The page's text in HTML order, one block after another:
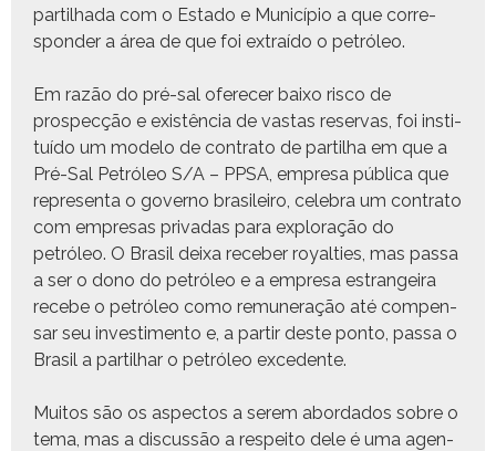
par­til­ha­da com o Esta­do e Municí­pio a que cor­re­
spon­der a área de que foi extraí­do o petróleo.
Em razão do pré-sal ofer­e­cer baixo risco de
prospecção e existên­cia de vas­tas reser­vas, foi insti­
tuí­do um mod­e­lo de con­tra­to de par­til­ha em que a
Pré-Sal Petróleo S/A – PPSA, empre­sa públi­ca que
rep­re­sen­ta o gov­er­no brasileiro, cel­e­bra um con­tra­to
com empre­sas pri­vadas para explo­ração do
petróleo. O Brasil deixa rece­ber roy­al­ties, mas pas­sa
a ser o dono do petróleo e a empre­sa estrangeira
recebe­­ o petróleo como remu­ner­ação até com­pen­
sar seu inves­ti­men­to e, a par­tir deste pon­to, pas­sa o
Brasil a par­til­har o petróleo excedente.
Muitos são os aspec­tos a serem abor­da­dos sobre o
tema, mas a dis­cussão a respeito dele é uma agen­